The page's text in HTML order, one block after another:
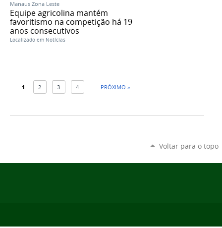
Manaus Zona Leste
Equipe agricolina mantém
favoritismo na competição há 19
anos consecutivos
Localizado em Notícias
1 2 3 4 PRÓXIMO »
Voltar para o topo